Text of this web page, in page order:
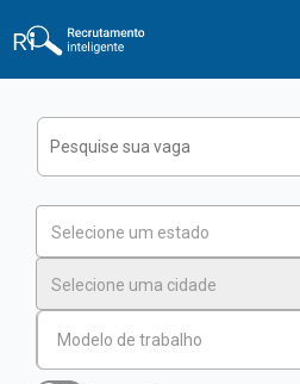
Selecione um estado
Selecione uma cidade